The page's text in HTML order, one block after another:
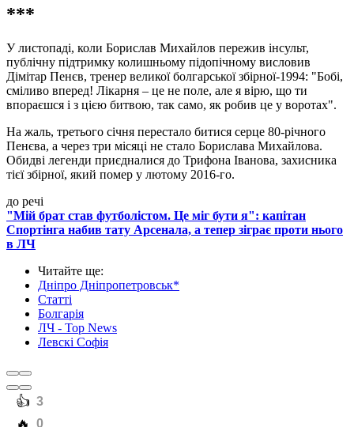
***
У листопаді, коли Борислав Михайлов пережив інсульт,
публічну підтримку колишньому підопічному висловив
Дімітар Пенєв, тренер великої болгарської збірної-1994: "Бобі,
сміливо вперед! Лікарня – це не поле, але я вірю, що ти
впораєшся і з цією битвою, так само, як робив це у воротах".
На жаль, третього січня перестало битися серце 80-річного
Пенєва, а через три місяці не стало Борислава Михайлова.
Обидві легенди приєдналися до Трифона Іванова, захисника
тієї збірної, який помер у лютому 2016-го.
до речі
"Мій брат став футболістом. Це міг бути я": капітан
Спортінга набив тату Арсенала, а тепер зіграє проти нього
в ЛЧ
Читайте ще:
Дніпро Дніпропетровськ*
Статті
Болгарія
ЛЧ - Top News
Левскі Софія
️👍 3
0